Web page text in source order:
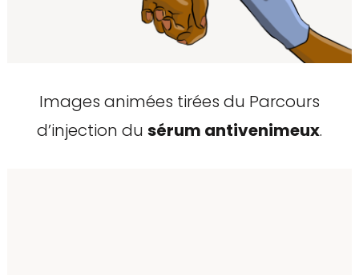
Images animées tirées du Parcours
d’injection du sérum antivenimeux.